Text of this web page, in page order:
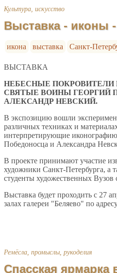
Культура, искусство
Выставка - иконы
икона выставка Санкт-
ВЫСТАВКА
НЕБЕСНЫЕ ПОКРОВИТЕЛИ
СВЯТЫЕ ВОИНЫ ГЕОРГИЙ
АЛЕКСАНДР НЕВСКИЙ.
В экспозицию вошли
различных техниках и
интерпретирующие
Победоносца и Александра
В проекте принимают участие
художники Санкт-Петербурга, а
студенты художественных Вузов
Выставка будет проходить с 27
залах галереи "Беляево" по
Ремёсла, промыслы, рукоделия
Спасская ярмарка